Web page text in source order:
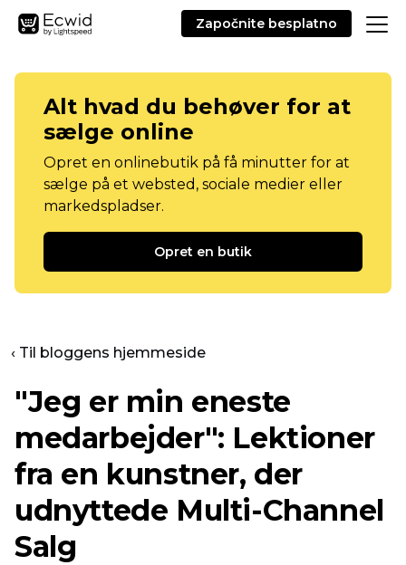
Započnite besplatno
Alt hvad du behøver for at
sælge online
Opret en onlinebutik på få minutter for at
sælge på et websted, sociale medier eller
markedspladser.
Opret en butik
‹ Til bloggens hjemmeside
"Jeg er min eneste
medarbejder": Lektioner
fra en kunstner, der
udnyttede Multi-Channel
Salg